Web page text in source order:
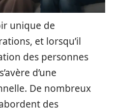
unique de
et lorsqu’il
des personnes
d’une
De nombreux
des